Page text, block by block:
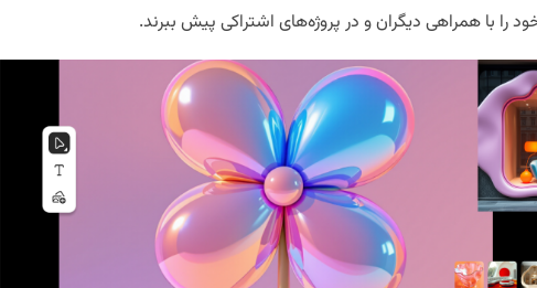
را با همراهی دیگران و در پروژه‌های اشتراکی پیش ببرند.